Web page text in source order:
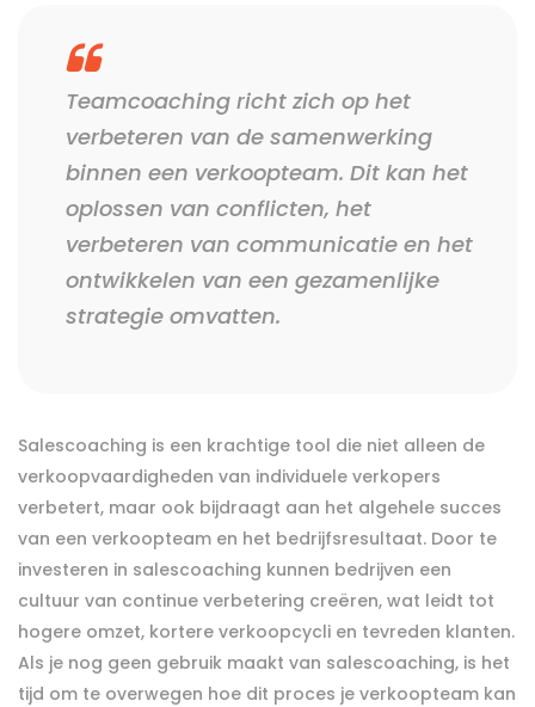
Teamcoaching richt zich op het
verbeteren van de samenwerking
binnen een verkoopteam. Dit kan het
oplossen van conflicten, het
verbeteren van communicatie en het
ontwikkelen van een gezamenlijke
strategie omvatten.
Salescoaching is een krachtige tool die niet alleen de
verkoopvaardigheden van individuele verkopers
verbetert, maar ook bijdraagt aan het algehele succes
van een verkoopteam en het bedrijfsresultaat. Door te
investeren in salescoaching kunnen bedrijven een
cultuur van continue verbetering creëren, wat leidt tot
hogere omzet, kortere verkoopcycli en tevreden klanten.
Als je nog geen gebruik maakt van salescoaching, is het
tijd om te overwegen hoe dit proces je verkoopteam kan